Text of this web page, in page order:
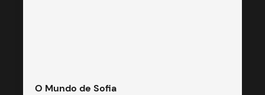
O Mundo de Sofia